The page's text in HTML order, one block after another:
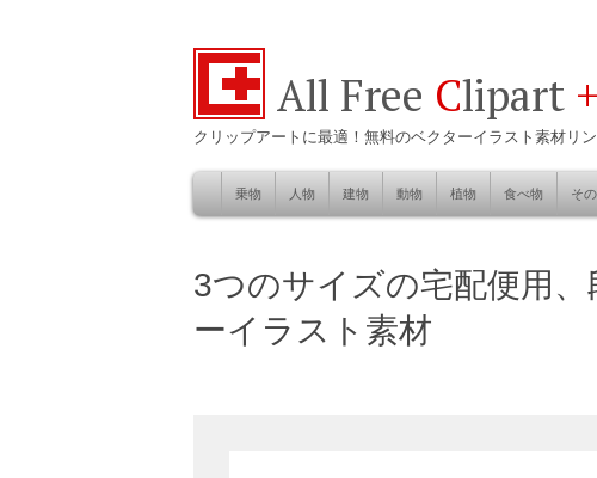
All Free Clipart +
クリップアートに最適！無料のベクターイラスト素材リ
Skip
content
乗物 人物 建物 動物 植物 食べ物 そ
3つのサイズの宅配便用
ーイラスト素材